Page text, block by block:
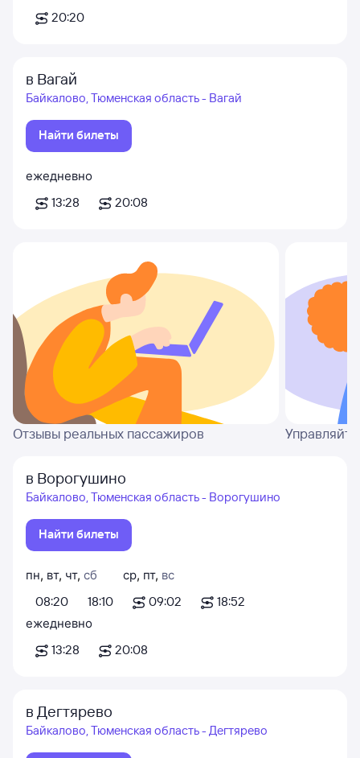
20:20
в Вагай
Байкалово, Тюменская область - Вагай
Найти билеты
ежедневно
13:28
20:08
Отзывы реальных пассажиров
в Ворогушино
Байкалово, Тюменская область - Ворогушино
Найти билеты
пн, вт, чт, сб
08:20
18:10
ср, пт, вс
09:02
18:52
ежедневно
13:28
20:08
в Дегтярево
Байкалово, Тюменская область - Дегтярево